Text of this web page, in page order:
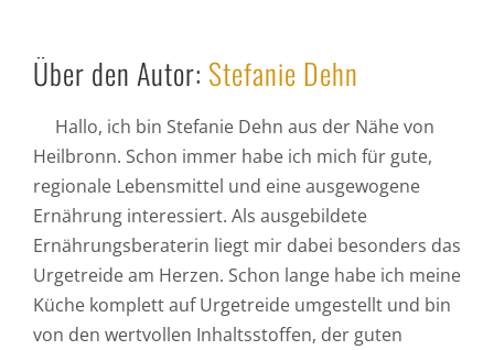
Über den Autor: Stefanie Dehn
Hallo, ich bin Stefanie Dehn aus der Nähe von
Heilbronn. Schon immer habe ich mich für gute,
regionale Lebensmittel und eine ausgewogene
Ernährung interessiert. Als ausgebildete
Ernährungsberaterin liegt mir dabei besonders das
Urgetreide am Herzen. Schon lange habe ich meine
Küche komplett auf Urgetreide umgestellt und bin
von den wertvollen Inhaltsstoffen, der guten